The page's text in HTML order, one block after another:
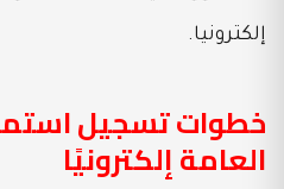
إلكترونيا.
خطوات تسجيل
العامة إلكترونيًا